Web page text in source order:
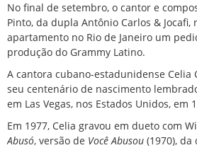
No final de setembro, o cantor e
Pinto, da dupla Antônio Carlos & Jocafi,
apartamento no Rio de Janeiro um
produção do Grammy Latino.
A cantora cubano-estadunidense Celia
seu centenário de nascimento
em Las Vegas, nos Estados Unidos, em
Em 1977, Celia gravou em dueto com
Abusó, versão de Você Abusou (1970), da